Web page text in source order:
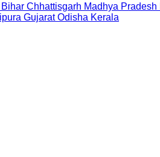
Bihar Chhattisgarh Madhya Pradesh
Gujarat Odisha Kerala